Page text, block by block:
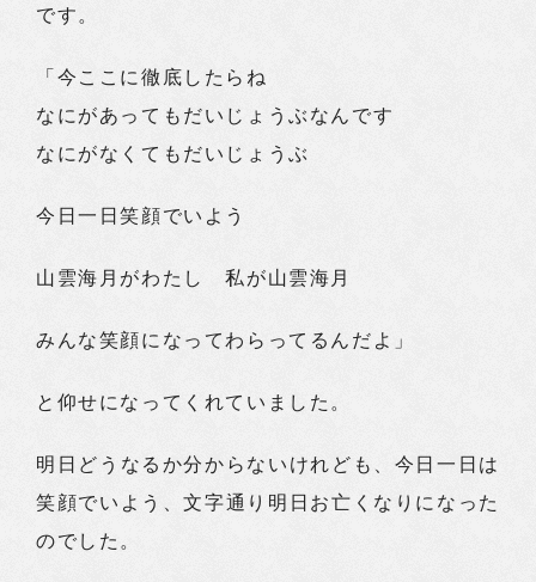
です。
「今ここに徹底したらね
なにがあってもだいじょうぶなんです
なにがなくてもだいじょうぶ
今日一日笑顔でいよう
山雲海月がわたし 私が山雲海月
みんな笑顔になってわらってるんだよ」
と仰せになってくれていました。
明日どうなるか分からないけれども、今日一日は
笑顔でいよう、文字通り明日お亡くなりになった
のでした。